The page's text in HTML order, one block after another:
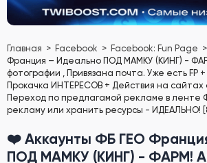
Главная Facebook Facebook: Fun Page
Франция – Идеально ПОД МАМКУ (КИНГ) -
фотографии , Привязана почта. Уже есть FP
Прокачка ИНТЕРЕСОВ + Действия на сайтах
Переход по предлагамой рекламе в ленте
рекламу или хранить ресурсы - ИДЕАЛЬНО!
❤️ Аккаунты ФБ ГЕО
ПОД МАМКУ (КИНГ) - ФАРМ!